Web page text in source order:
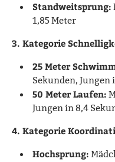
Standweitsprung:
1,85 Meter
3. Kategorie
25 Meter
Sekunden, Jungen
50 Meter Laufen:
Jungen in 8,4
4. Kategorie
Hochsprung: